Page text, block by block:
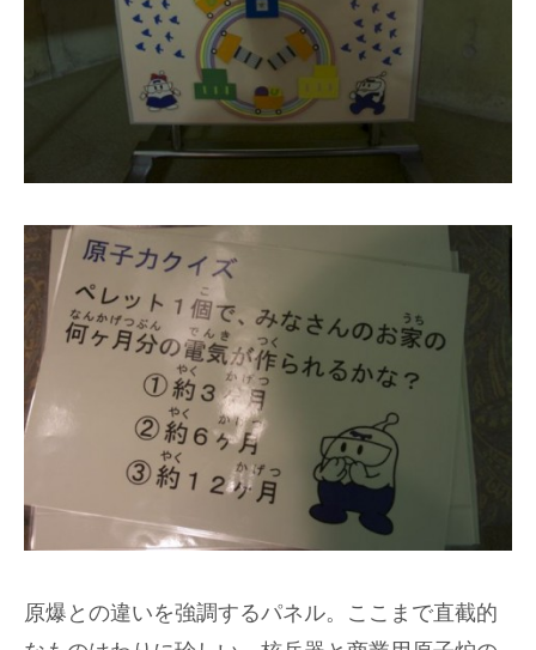
原爆との違いを強調するパネル。ここまで直截的